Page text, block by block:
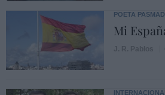
POETA
Mi
INTERNACIONAL